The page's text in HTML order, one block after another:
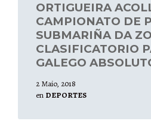
ORTIGUEIRA
CAMPIONATO DE
SUBMARIÑA DA
CLASIFICATORIO
GALEGO
2 Maio, 2018
en DEPORTES